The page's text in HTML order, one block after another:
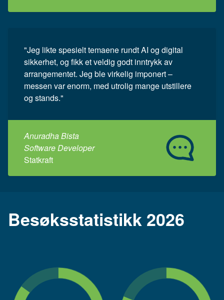
"Jeg likte spesielt temaene rundt AI og digital
sikkerhet, og fikk et veldig godt inntrykk av
arrangementet. Jeg ble virkelig imponert –
messen var enorm, med utrolig mange utstillere
og stands."
Anuradha Bista
Software Developer
Statkraft
Besøksstatistikk 2026